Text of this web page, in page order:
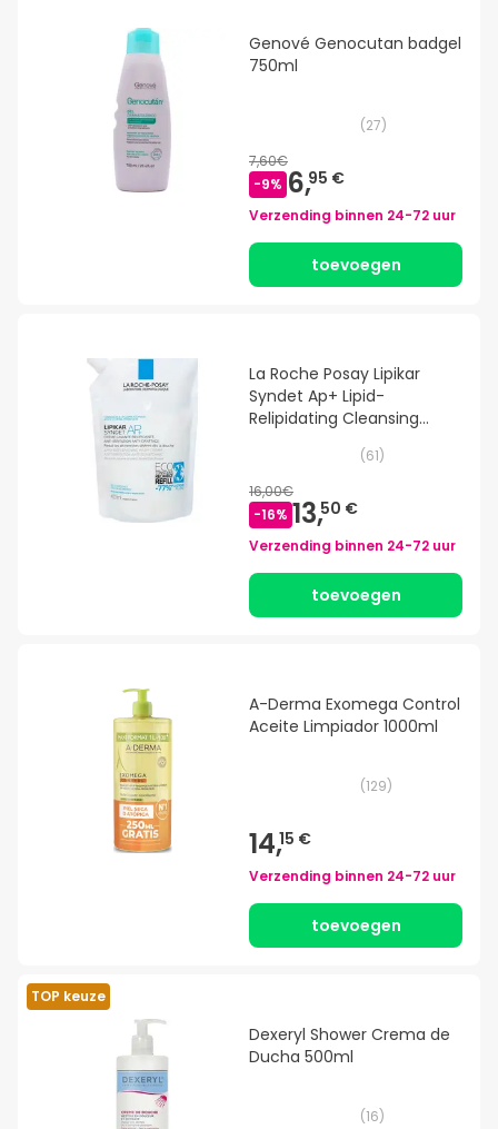
Genové Genocutan badgel
750ml
(27)
7,60€
-9% 6,95 €
Verzending binnen 24-72 uur
toevoegen
La Roche Posay Lipikar
Syndet Ap+ Lipid-
Relipidating Cleansing
(61)
16,00€
-16% 13,50 €
Verzending binnen 24-72 uur
toevoegen
A-Derma Exomega Control
Aceite Limpiador 1000ml
(129)
14,15 €
Verzending binnen 24-72 uur
toevoegen
TOP keuze
Dexeryl Shower Crema de
Ducha 500ml
(16)